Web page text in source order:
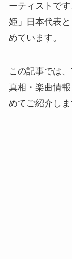
ーティストで
姫」日本代表
めています。
この記事では
真相・楽曲情
めてご紹介しま